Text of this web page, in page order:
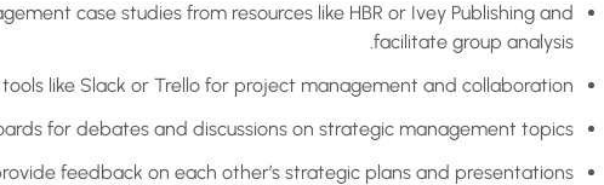
case studies from resources like HBR or Ivey Publishing and
facilitate group analysis.
like Slack or Trello for project management and collaboration.
for debates and discussions on strategic management topics.
feedback on each other’s strategic plans and presentations.